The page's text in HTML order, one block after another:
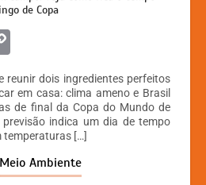
de Copa
p
y
Li
n
reunir dois ingredientes perfeitos
em casa: clima ameno e Brasil
de final da Copa do Mundo de
indica um dia de tempo
temperaturas […]
Meio Ambiente